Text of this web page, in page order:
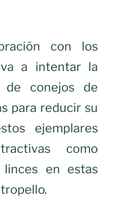
con los
a intentar la
de conejos de
para reducir su
ejemplares
como
linces en estas